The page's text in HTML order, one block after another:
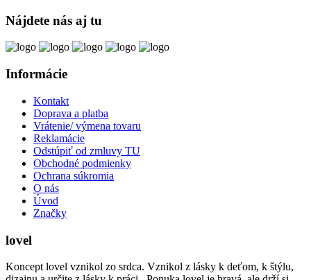
Nájdete nás aj tu
Informácie
Kontakt
Doprava a platba
Vrátenie/ výmena tovaru
Reklamácie
Odstúpiť od zmluvy TU
Obchodné podmienky
Ochrana súkromia
O nás
Úvod
Značky
lovel
Koncept lovel vznikol zo srdca. Vznikol z lásky k deťom, k štýlu,